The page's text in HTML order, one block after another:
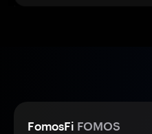
FomosFi FOMOS